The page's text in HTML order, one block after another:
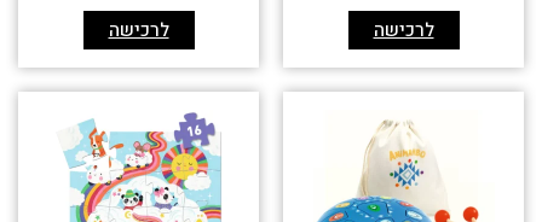
לרכישה לרכישה